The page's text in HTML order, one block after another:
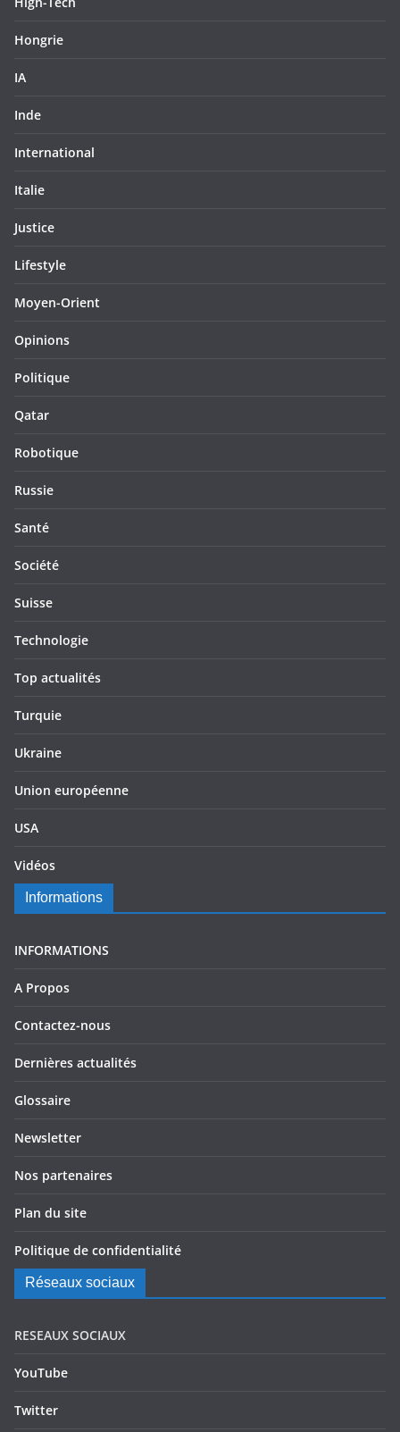
Hongrie
IA
Inde
International
Italie
Justice
Lifestyle
Moyen-Orient
Opinions
Politique
Qatar
Robotique
Russie
Santé
Société
Suisse
Technologie
Top actualités
Turquie
Ukraine
Union européenne
USA
Vidéos
Informations
INFORMATIONS
A Propos
Contactez-nous
Dernières actualités
Glossaire
Newsletter
Nos partenaires
Plan du site
Politique de confidentialité
Réseaux sociaux
RESEAUX SOCIAUX
YouTube
Twitter